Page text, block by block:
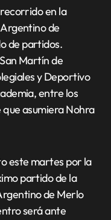
en la
de
de partidos.
Martín de
y Deportivo
entre los
asumiera Nohra
este martes por la
partido de la
de Merlo
será ante